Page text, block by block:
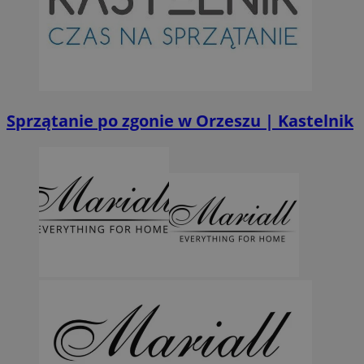
Sprzątanie po zgonie w Orzeszu | Kastelnik
MvSessID orzesze.com.pl